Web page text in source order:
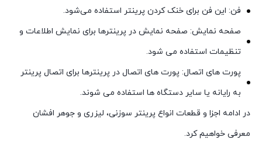
فن: این فن برای خنک کردن پرینتر استفاده می‌شود.
صفحه نمایش: صفحه نمایش در پرینترها برای نمایش اطلاعات و
تنظیمات استفاده می شود.
پورت های اتصال: پورت های اتصال در پرینترها برای اتصال پرینتر
به رایانه یا سایر دستگاه ها استفاده می شوند.
در ادامه اجزا و قطعات انواع پرینتر سوزنی، لیزری و جوهر افشان
معرفی خواهیم کرد.